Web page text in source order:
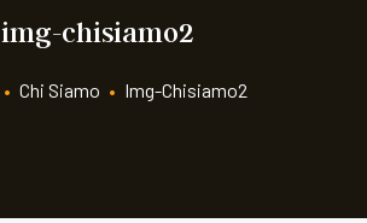
img-chisiamo2
• Chi Siamo • Img-Chisiamo2